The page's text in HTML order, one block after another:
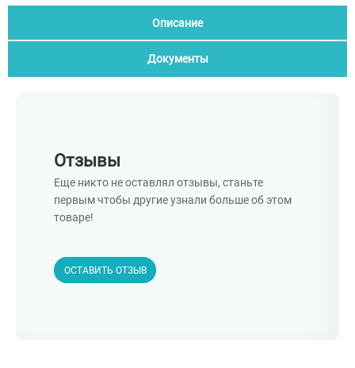
Описание
Документы
Отзывы
Еще никто не оставлял отзывы, станьте
первым чтобы другие узнали больше об этом
товаре!
ОСТАВИТЬ ОТЗЫВ